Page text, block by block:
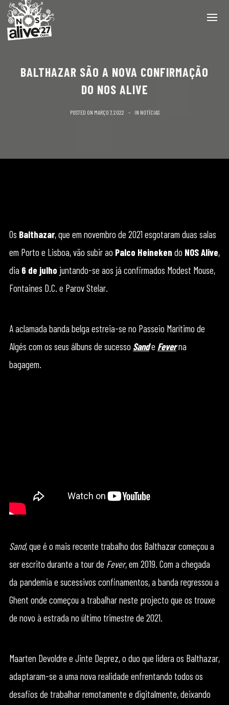
BALTHAZAR SÃO A NOVA CONFIRMAÇÃO
DO NOS ALIVE
POSTED ON MARÇO 7, 2022 IN NOTÍCIAS
Os Balthazar, que em novembro de 2021 esgotaram duas salas
em Porto e Lisboa, vão subir ao Palco Heineken do NOS Alive,
dia 6 de julho juntando-se aos já confirmados Modest Mouse,
Fontaines D.C. e Parov Stelar.
A aclamada banda belga estreia-se no Passeio Marítimo de
Algés com os seus álbuns de sucesso Sande Feverna
bagagem.
Sand, que é o mais recente trabalho dos Balthazar começou a
ser escrito durante a tour de Fever, em 2019. Com a chegada
da pandemia e sucessivos confinamentos, a banda regressou a
Ghent onde começou a trabalhar neste projecto que os trouxe
de novo à estrada no último trimestre de 2021.
Maarten Devoldre e Jinte Deprez, o duo que lidera os Balthazar,
adaptaram-se a uma nova realidade enfrentando todos os
desafios de trabalhar remotamente e digitalmente, deixando